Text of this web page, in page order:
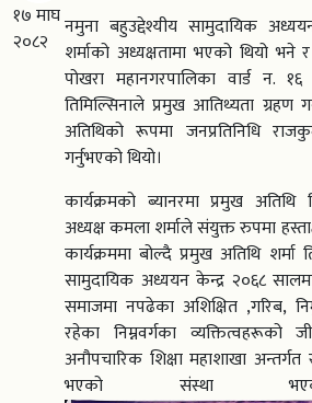
१७ माघ
२०८२
नमुना बहुउद्देश्यीय सामुदायिक
शर्माको अध्यक्षतामा भएको थियो भने
पोखरा महानगरपालिका वार्ड न.
तिमिल्सिनाले प्रमुख आतिथ्यता ग्रहण
अतिथिको रूपमा जनप्रतिनिधि
गर्नुभएको थियो।
कार्यक्रमको ब्यानरमा प्रमुख अतिथि
अध्यक्ष कमला शर्माले संयुक्त रुपमा
कार्यक्रममा बोल्दै प्रमुख अतिथि शर्मा
सामुदायिक अध्ययन केन्द्र २०६८
समाजमा नपढेका अशिक्षित ,गरिब,
रहेका निम्नवर्गका व्यक्तित्वहरूको
अनौपचारिक शिक्षा महाशाखा
भएको संस्था भएको